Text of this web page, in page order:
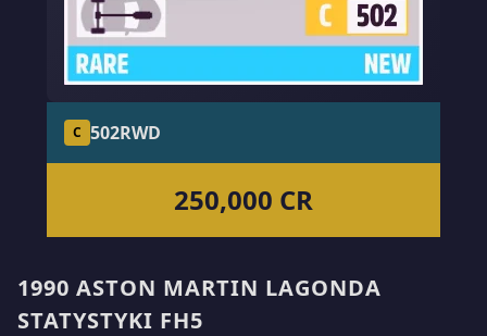
C 502RWD
250,000 CR
1990 ASTON MARTIN LAGONDA
STATYSTYKI FH5